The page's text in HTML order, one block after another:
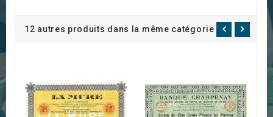
12 autres produits dans la même catégorie :